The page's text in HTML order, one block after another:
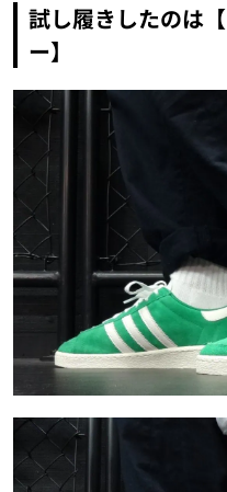
試し履きしたのは
ー】